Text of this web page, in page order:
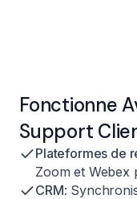
Fonctionne
Support
Plateformes de
Zoom et
CRM: